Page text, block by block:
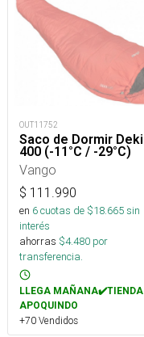
OUT11752
Saco de Dormir Deki
400 (-11°C / -29°C)
Vango
$ 111.990
en 6cuotas de $18.665sin
interés
ahorras $4.480 por
transferencia.
LLEGA MAÑANA✔️TIENDA
APOQUINDO
+70 Vendidos